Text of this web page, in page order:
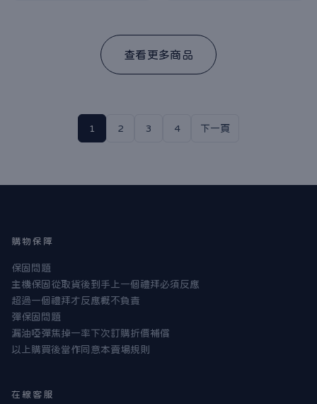
查看更多商品
1 2 3 4 下一頁
購物保障
保固問題
主機保固從取貨後到手上一個禮拜必須反應
超過一個禮拜才反應概不負責
彈保固問題
漏油啞彈焦掉一率下次訂購折價補償
以上購買後當作同意本賣場規則
在線客服